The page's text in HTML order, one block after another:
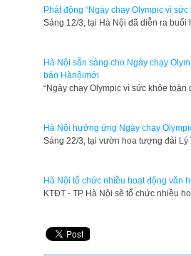
Phát động “Ngày chạy Olympic vì sức
​Sáng 12/3, tại Hà Nội đã diễn ra
Hà Nội sẵn sàng cho Ngày chạy
báo Hànộimới
“Ngày chạy Olympic vì sức khỏe
Hà Nội hưởng ứng Ngày chạy
​Sáng 22/3, tại vườn hoa tượng đài
Hà Nội tổ chức nhiều hoạt động văn
​KTĐT - TP Hà Nội sẽ tổ chức nhiều